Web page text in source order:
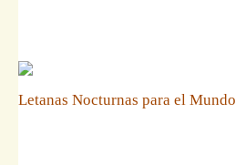
Letanas Nocturnas para el Mundo